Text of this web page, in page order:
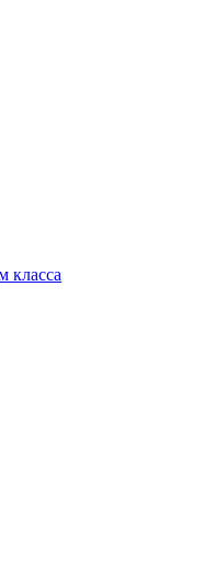
класса